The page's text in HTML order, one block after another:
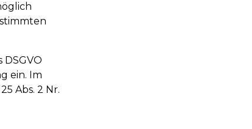
ein. Im
Abs. 2 Nr.